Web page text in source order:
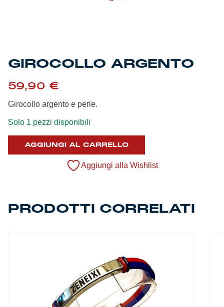
Robe di Kappa x Genoa
Red&Blue Voices
Helan x Genoa
GIROCOLLO ARGENTO
59,90 €
Girocollo argento e perle.
Solo 1 pezzi disponibili
AGGIUNGI AL CARRELLO
Aggiungi alla Wishlist
PRODOTTI CORRELATI